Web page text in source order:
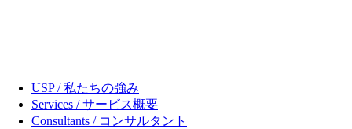
USP / 私たちの強み
Services / サービス概要
Consultants / コンサルタント